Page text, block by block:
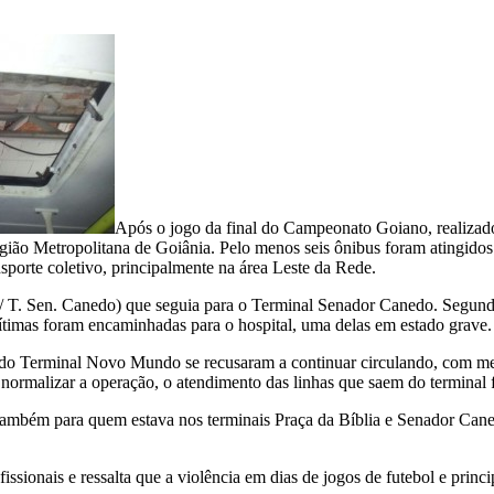
Após o jogo da final do Campeonato Goiano,
Metropolitana de Goiânia. Pelo menos seis ônibus foram
coletivo, principalmente na área Leste da Rede.
Sen. Canedo) que seguia para o Terminal Senador Canedo.
foram encaminhadas para o hospital, uma delas em estado grave.
Terminal Novo Mundo se recusaram a continuar circulando, com
a operação, o atendimento das linhas que saem do
para quem estava nos terminais Praça da Bíblia e Senador
e ressalta que a violência em dias de jogos de futebol e